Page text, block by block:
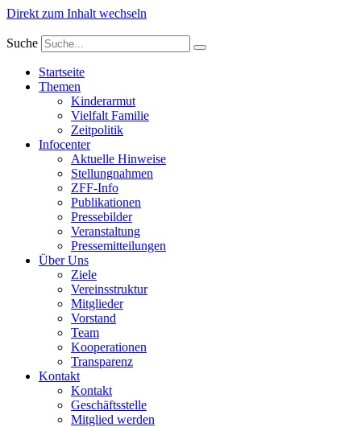
Direkt zum Inhalt wechseln
Suche
Startseite
Themen
Kinderarmut
Vielfalt Familie
Zeitpolitik
Infocenter
Aktuelle Hinweise
Stellungnahmen
ZFF-Info
Publikationen
Pressebilder
Veranstaltung
Pressemitteilungen
Über Uns
Ziele
Vereinsstruktur
Mitglieder
Vorstand
Team
Kooperationen
Transparenz
Kontakt
Kontakt
Geschäftsstelle
Mitglied werden